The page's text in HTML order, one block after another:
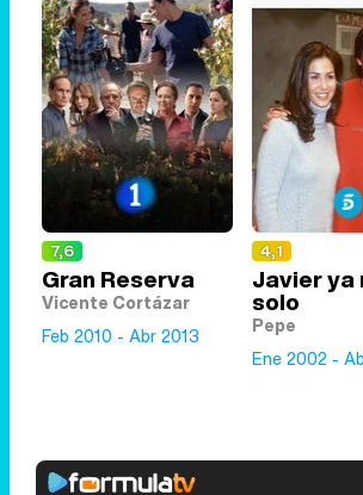
7,6
Gran Reserva
Vicente Cortázar
Feb 2010 - Abr 2013
4,1
Javier ya
solo
Pepe
Ene 2002 -